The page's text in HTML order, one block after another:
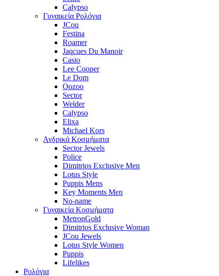
Calypso
Γυναικεία Ρολόγια
JCou
Festina
Roamer
Jaqcues Du Manoir
Casio
Lee Cooper
Le Dom
Oozoo
Sector
Welder
Calypso
Elixa
Michael Kors
Ανδρικά Κοσμήματα
Sector Jewels
Police
Dimitrios Exclusive Men
Lotus Style
Puppis Mens
Key Moments Men
No-name
Γυναικεία Κοσμήματα
MetronGold
Dimitrios Exclusive Woman
JCou Jewels
Lotus Style Women
Puppis
Lifelikes
Ρολόγια